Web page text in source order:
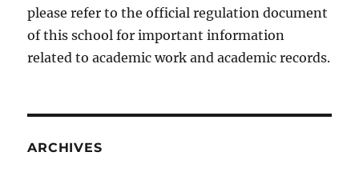
please refer to the official regulation document
of this school for important information
related to academic work and academic records.
ARCHIVES